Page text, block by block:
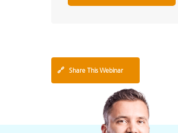
🔗 Share This Webinar